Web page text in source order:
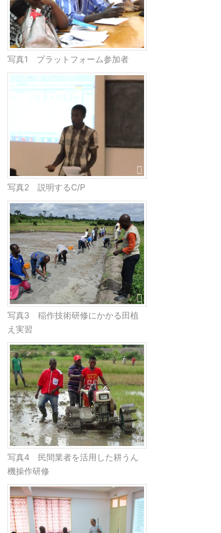
写真1 プラットフォーム参加者
写真2 説明するC/P
写真3 稲作技術研修にかかる田植
え実習
写真4 民間業者を活用した耕うん
機操作研修